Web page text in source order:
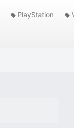
PlayStation